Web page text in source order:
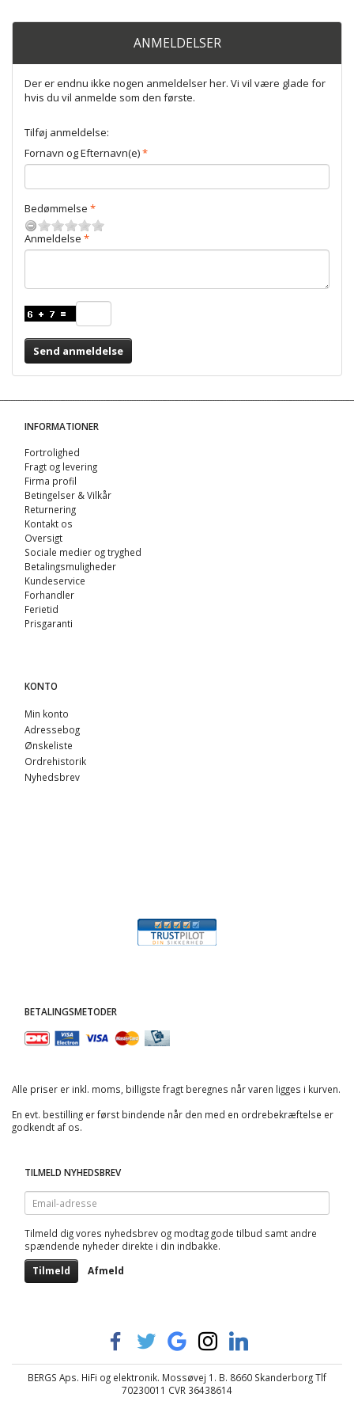
ANMELDELSER
Der er endnu ikke nogen anmeldelser her. Vi vil være glade for
hvis du vil anmelde som den første.
Tilføj anmeldelse:
Fornavn og Efternavn(e)
Bedømmelse
Anmeldelse
Send anmeldelse
INFORMATIONER
Fortrolighed
Fragt og levering
Firma profil
Betingelser & Vilkår
Returnering
Kontakt os
Oversigt
Sociale medier og tryghed
Betalingsmuligheder
Kundeservice
Forhandler
Ferietid
Prisgaranti
KONTO
Min konto
Adressebog
Ønskeliste
Ordrehistorik
Nyhedsbrev
BETALINGSMETODER
Alle priser er inkl. moms, billigste fragt beregnes når varen ligges i kurven.
En evt. bestilling er først bindende når den med en ordrebekræftelse er
godkendt af os.
TILMELD NYHEDSBREV
Email-
adresse
Tilmeld dig vores nyhedsbrev og modtag gode tilbud samt andre
spændende nyheder direkte i din indbakke.
Tilmeld Afmeld
BERGS Aps. HiFi og elektronik. Mossøvej 1. B. 8660 Skanderborg Tlf
70230011 CVR 36438614